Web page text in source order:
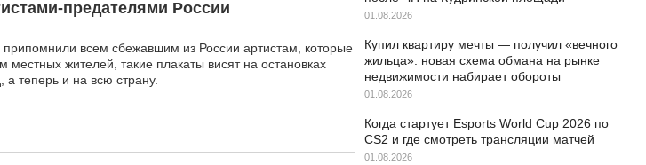
предателями России
всем сбежавшим из России артистам, которые
жителей, такие плакаты висят на остановках
а теперь и на всю страну.
01.08.2026
Купил квартиру мечты — получил «вечного
жильца»: новая схема обмана на рынке
недвижимости набирает обороты
01.08.2026
Когда стартует Esports World Cup 2026 по
CS2 и где смотреть трансляции матчей
01.08.2026